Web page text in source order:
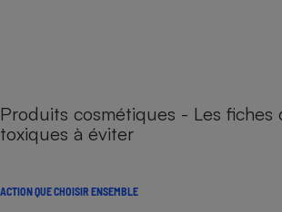
Produits cosmétiques - Les fiches
toxiques à éviter
ACTION QUE CHOISIR ENSEMBLE